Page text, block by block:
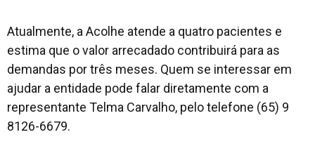
Atualmente, a Acolhe atende a quatro pacientes e
estima que o valor arrecadado contribuirá para as
demandas por três meses. Quem se interessar em
ajudar a entidade pode falar diretamente com a
representante Telma Carvalho, pelo telefone (65) 9
8126-6679.